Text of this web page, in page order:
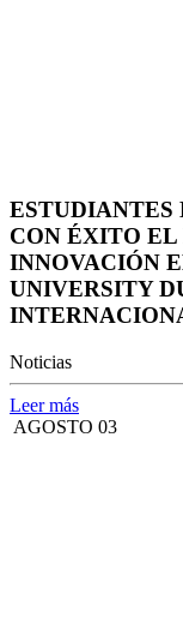
CON ÉXITO
INNOVACIÓN
UNIVERSITY
Noticias
Leer más
AGOSTO 03